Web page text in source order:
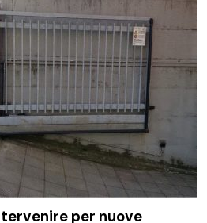
per nuove